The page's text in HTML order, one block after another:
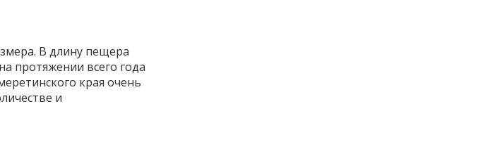
В длину пещера
протяжении всего года
края очень
и